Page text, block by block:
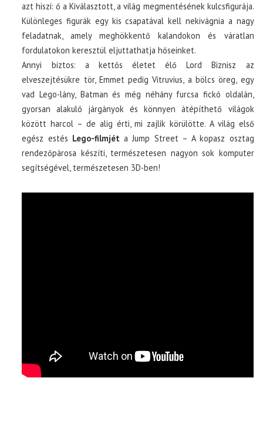
azt hiszi: ő a Kiválasztott, a világ megmentésének kulcsfigurája.
Különleges figurák egy kis csapatával kell nekivágnia a nagy
feladatnak, amely meghökkentő kalandokon és váratlan
fordulatokon keresztül eljuttathatja hőseinket.
Annyi biztos: a kettős életet élő Lord Biznisz az
elveszejtésükre tör, Emmet pedig Vitruvius, a bölcs öreg, egy
vad Lego-lány, Batman és még néhány furcsa fickó oldalán,
gyorsan alakuló járgányok és könnyen átépíthető világok
között harcol – de alig érti, mi zajlik körülötte. A világ első
egész estés Lego-filmjéta Jump Street – A kopasz osztag
rendezőpárosa készíti, természetesen nagyon sok komputer
segítségével, természetesen 3D-ben!